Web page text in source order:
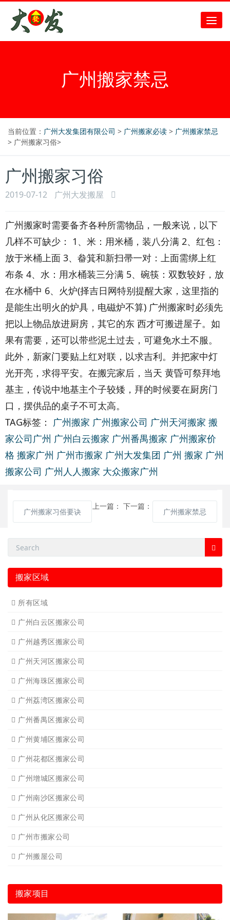
广州搬家禁忌
当前位置： 广州大发集团有限公司 > 广州搬家必读 > 广州搬家禁忌
> 广州搬家习俗>
广州搬家习俗
2019-07-12 广州大发搬屋
广州搬家时需要备齐各种所需物品，一般来说，以下
几样不可缺少： 1、米：用米桶，装八分满 2、红包：
放于米桶上面 3、畚箕和新扫帚一对：上面需绑上红
布条 4、水：用水桶装三分满 5、碗筷：双数较好，放
在水桶中 6、火炉(择吉日网特别提醒大家，这里指的
是能生出明火的炉具，电磁炉不算) 广州搬家时必须先
把以上物品放进厨房，其它的东 西才可搬进屋子。如
果有需要，还可以带些泥土过去，可避免水土不服。
此外，新家门要贴上红对联，以求吉利。并把家中灯
光开亮，求得平安。在搬完家后，当天 黄昏可祭拜地
基主，传说中地基主个子较矮，拜的时候要在厨房门
口，摆供品的桌子不可太高。
TAG标签： 广州搬家 广州搬家公司 广州天河搬家 搬
家公司广州 广州白云搬家 广州番禺搬家 广州搬家价
格 搬家广州 广州市搬家 广州大发集团 广州 搬家 广州
搬家公司 广州人人搬家 大众搬家广州
上一篇：
广州搬家习俗要诀
下一篇：
广州搬家禁忌
搬家区域
所有区域
广州白云区搬家公司
广州越秀区搬家公司
广州天河区搬家公司
广州海珠区搬家公司
广州荔湾区搬家公司
广州番禺区搬家公司
广州黄埔区搬家公司
广州花都区搬家公司
广州增城区搬家公司
广州南沙区搬家公司
广州从化区搬家公司
广州市搬家公司
广州搬屋公司
搬家项目